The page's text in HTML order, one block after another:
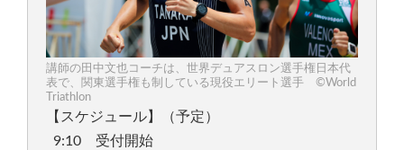
講師の田中文也コーチは、世界デュアスロン選手権日本代
表で、関東選手権も制している現役エリート選手 ©World
Triathlon
【スケジュール】（予定）
9:10 受付開始